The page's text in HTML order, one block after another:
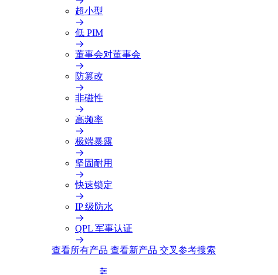
超小型
低 PIM
董事会对董事会
防篡改
非磁性
高频率
极端暴露
坚固耐用
快速锁定
IP 级防水
QPL 军事认证
查看所有产品 查看新产品 交叉参考搜索